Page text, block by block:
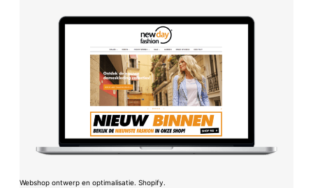
Webshop ontwerp en optimalisatie. Shopify.